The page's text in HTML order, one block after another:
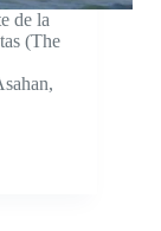
de la
(The